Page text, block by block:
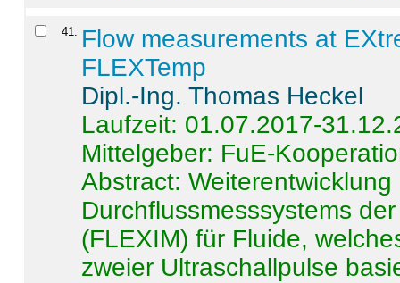
41. Flow measurements at
FLEXTemp
Dipl.-Ing. Thomas Heckel
Laufzeit: 01.07.2017-
Mittelgeber: FuE-
Abstract:
Durchflussmesssystems
(FLEXIM) für Fluide,
zweier Ultraschallpulse